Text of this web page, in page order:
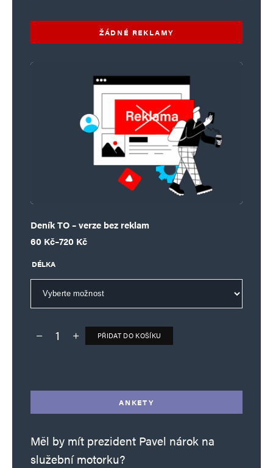
ŽÁDNÉ REKLAMY
Deník TO – verze bez reklam
60 Kč–720 Kč
Rozpětí cen: 60 Kč až 720 Kč
DÉLKA
Deník TO – verze bez reklam množství
PŘIDAT DO KOŠÍKU
ANKETY
Měl by mít prezident Pavel nárok na
služební motorku?